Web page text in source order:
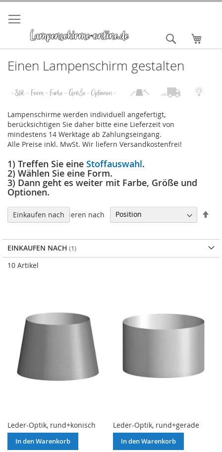
Direkt
zum
Inhalt
Suche
Einen Lampenschirm gestalten
Lampenschirme werden individuell angefertigt,
berücksichtigen Sie daher bitte eine Lieferzeit von
mindestens 14 Werktage ab Zahlungseingang.
Alle Preise inkl. MwSt. Wir liefern Versandkostenfrei!
1) Treffen Sie eine Stoffauswahl.
2) Wählen Sie eine Form.
3) Dann geht es weiter mit Farbe, Größe und
Optionen.
10 Artikel
Sortieren nach
Leder-Optik, rund+konisch
In den Warenkorb
Leder-Optik, rund+gerade
In den Warenkorb
Einkaufen nach
EINKAUFEN NACH